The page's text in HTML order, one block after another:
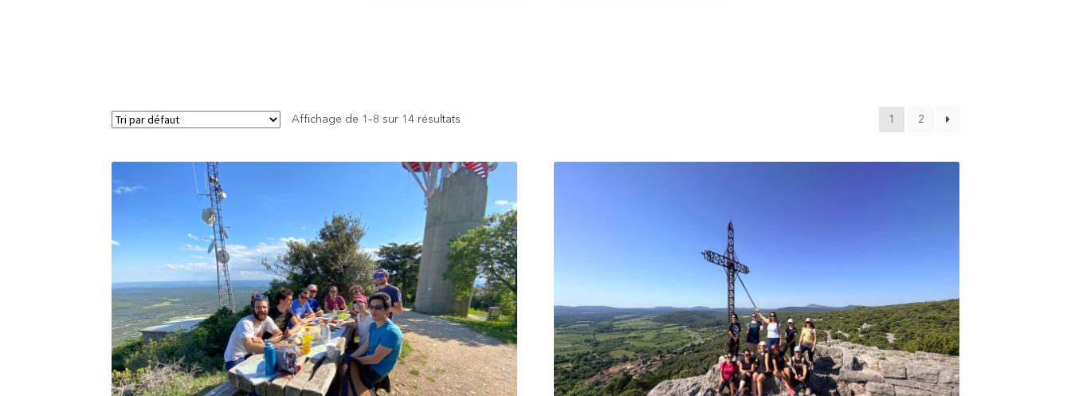
Affichage de 1–8 sur 14 résultats 1 2